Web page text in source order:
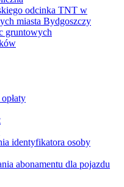
odcinka TNT w
miasta Bydgoszczy
gruntowych
identyfikatora osoby
abonamentu dla pojazdu